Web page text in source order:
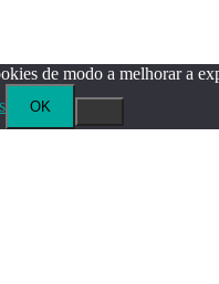
de modo a melhorar a
OK